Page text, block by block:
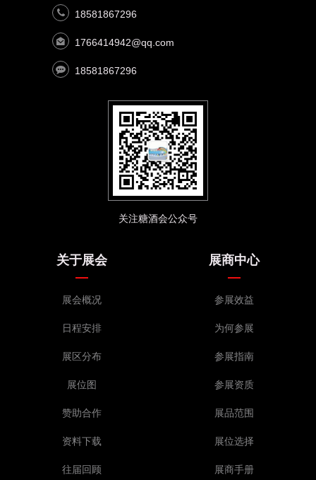
18581867296
1766414942@qq.com
18581867296
关注糖酒会公众号
关于展会
展会概况
日程安排
展区分布
展位图
赞助合作
资料下载
往届回顾
展商中心
参展效益
为何参展
参展指南
参展资质
展品范围
展位选择
展商手册